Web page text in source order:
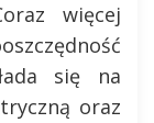
więcej
się na
oraz